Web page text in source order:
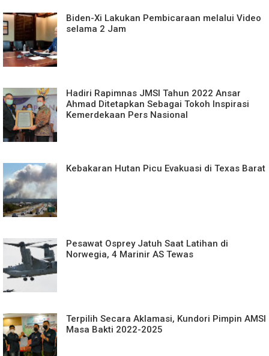
Biden-Xi Lakukan Pembicaraan melalui Video
selama 2 Jam
Hadiri Rapimnas JMSI Tahun 2022 Ansar
Ahmad Ditetapkan Sebagai Tokoh Inspirasi
Kemerdekaan Pers Nasional
Kebakaran Hutan Picu Evakuasi di Texas Barat
Pesawat Osprey Jatuh Saat Latihan di
Norwegia, 4 Marinir AS Tewas
Terpilih Secara Aklamasi, Kundori Pimpin AMSI
Masa Bakti 2022-2025